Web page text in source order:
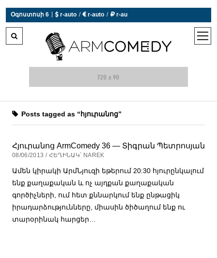
Օգոստոսի 6  r-auto /  r-auto /  r-au
open
Posts tagged as “հյուրանոց”
Հյուրանոց ArmComedy 36 — Տիգրան Պետրոսյան
08/06/2013 / ՀԵՂԻՆԱԿ՝ NAREK
Ամեն կիրակի ԱրմՆյուզի եթերում 20:30 հյուրընկալում
ենք քաղաքական և ոչ այդքան քաղաքական
գործիչների, ում հետ քննարկում ենք ընթացիկ
իրադարձությունները, միասին ծիծաղում ենք ու
տարօրինակ հարցեր…